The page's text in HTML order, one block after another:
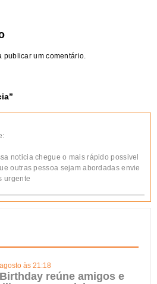
publicar um comentário.
”
noticia chegue o mais rápido possivel
outras pessoa sejam abordadas envie
urgente
às 21:18
reúne amigos e